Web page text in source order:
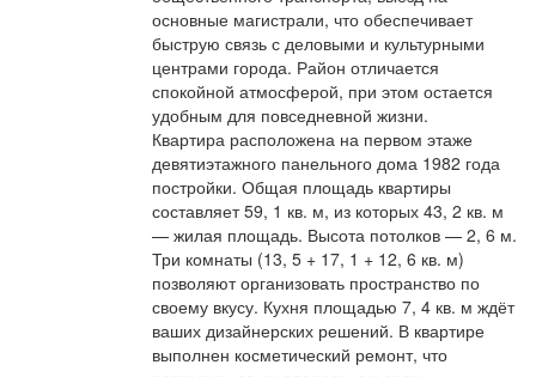
основные магистрали, что обеспечивает
быструю связь с деловыми и культурными
центрами города. Район отличается
спокойной атмосферой, при этом остается
удобным для повседневной жизни.
Квартира расположена на первом этаже
девятиэтажного панельного дома 1982 года
постройки. Общая площадь квартиры
составляет 59, 1 кв. м, из которых 43, 2 кв. м
— жилая площадь. Высота потолков — 2, 6 м.
Три комнаты (13, 5 + 17, 1 + 12, 6 кв. м)
позволяют организовать пространство по
своему вкусу. Кухня площадью 7, 4 кв. м ждёт
ваших дизайнерских решений. В квартире
выполнен косметический ремонт, что